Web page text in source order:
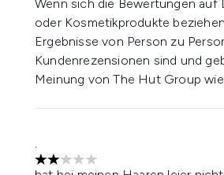
Wenn sich die Bewertungen auf
oder Kosmetikprodukte
Ergebnisse von Person zu
Kundenrezensionen sind und
Meinung von The Hut Group
.
2 stars out of a maximum of 5